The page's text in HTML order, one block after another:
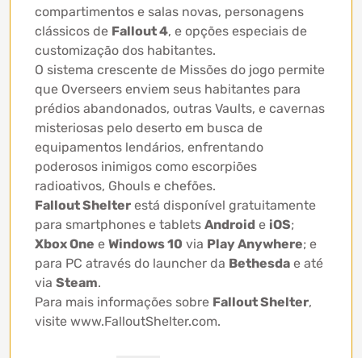
compartimentos e salas novas, personagens
clássicos de Fallout 4, e opções especiais de
customização dos habitantes.
O sistema crescente de Missões do jogo permite
que Overseers enviem seus habitantes para
prédios abandonados, outras Vaults, e cavernas
misteriosas pelo deserto em busca de
equipamentos lendários, enfrentando
poderosos inimigos como escorpiões
radioativos, Ghouls e chefões.
Fallout Shelter está disponível gratuitamente
para smartphones e tablets Android e iOS;
Xbox One e Windows 10 via Play Anywhere; e
para PC através do launcher da Bethesda e até
via Steam.
Para mais informações sobre Fallout Shelter,
visite www.FalloutShelter.com.